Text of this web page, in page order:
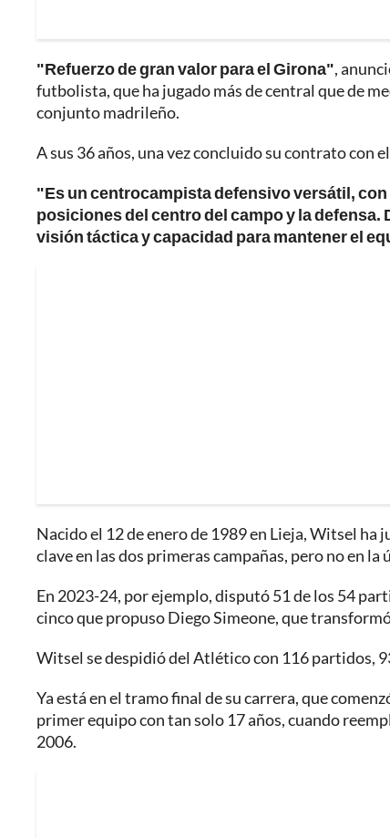
"Refuerzo de gran valor para el Girona",
futbolista, que ha jugado más de central que de
conjunto madrileño.
A sus 36 años, una vez concluido su contrato con
"Es un centrocampista defensivo versátil,
posiciones del centro del campo y la
visión táctica y capacidad para mantener el
Nacido el 12 de enero de 1989 en Lieja, Witsel ha
clave en las dos primeras campañas, pero no en la
En 2023-24, por ejemplo, disputó 51 de los 54
cinco que propuso Diego Simeone, que
Witsel se despidió del Atlético con 116 partidos,
Ya está en el tramo final de su carrera, que
primer equipo con tan solo 17 años, cuando
2006.